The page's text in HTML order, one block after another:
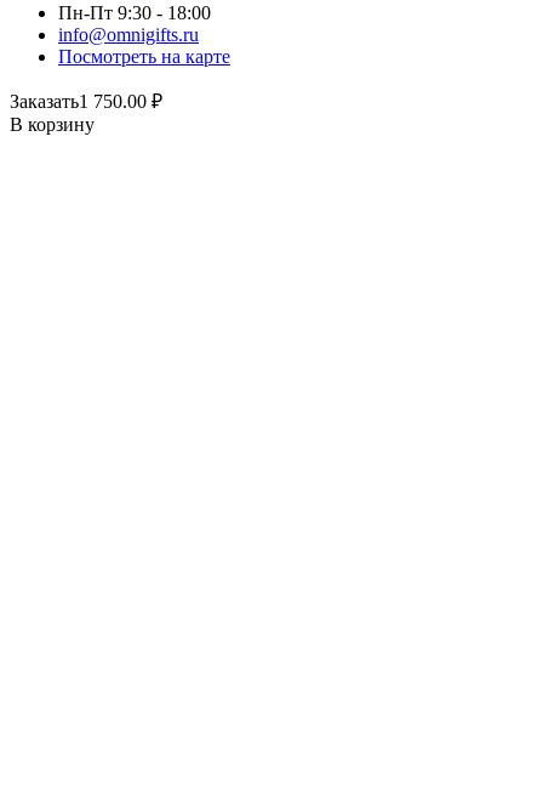
Пн-Пт 9:30 - 18:00
info@omnigifts.ru
Посмотреть на карте
Заказать1 750.00 ₽
В корзину